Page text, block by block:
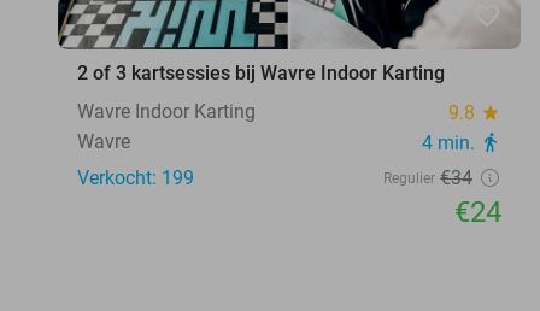
favorite_border
2 of 3 kartsessies bij Wavre Indoor Karting
Wavre Indoor Karting
9.8 star
Wavre 4 min. directions_walk
Verkocht: 199 Regulier €34
€24